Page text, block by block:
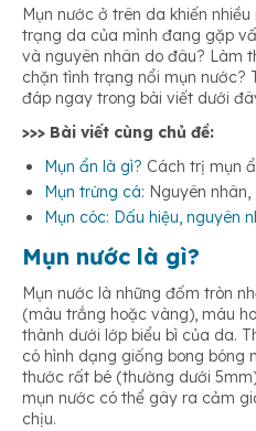
Viêm da dị ứng
Vết côn trùng cắn
Bệnh thủy đậu và bệnh Zona
Nhiễm trùng do vi rút
Bệnh tay chân miệng ở trẻ
Mụn nước ở trên da khiến
trạng da của mình đang gặp
và nguyên nhân do đâu? Làm
chặn tình trạng nổi mụn nước?
đáp ngay trong bài viết dưới
>>> Bài viết cùng chủ đề:
Mụn ẩn là gì? Cách trị mụn
Mụn trứng cá: Nguyên
Mụn cóc: Dấu hiệu, nguyên
Mụn nước là gì?
Mụn nước là những đốm tròn
(màu trắng hoặc vàng), máu
thành dưới lớp biểu bì của da.
có hình dạng giống bong bóng
thước rất bé (thường dưới
mụn nước có thể gây ra cảm
chịu.